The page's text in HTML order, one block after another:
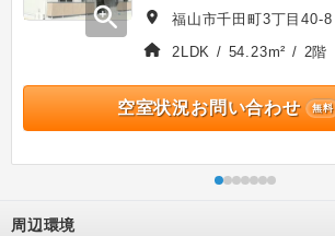
zoom_in
福山市千田町3丁目40-8
2LDK / 54.23m² / 2階
空室状況お問い合わせ 無料
周辺環境